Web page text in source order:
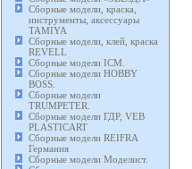
Сборные модели, краска,
инструменты, аксессуары
TAMIYA
Сборные модели, клей, краска
REVELL
Сборные модели ICM.
Сборные модели HOBBY
BOSS.
Сборные модели
TRUMPETER.
Сборные модели ГДР, VEB
PLASTICART
Сборные модели REIFRA
Германия
Сборные модели Моделист.